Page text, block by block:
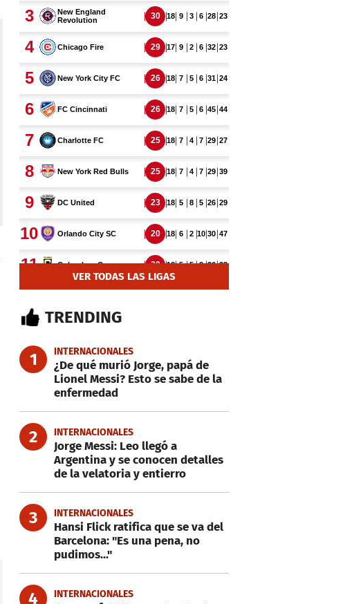
VER TODAS LAS LIGAS
TRENDING
1 INTERNACIONALES
¿De qué murió Jorge, papá de
Lionel Messi? Esto se sabe de la
enfermedad
2 INTERNACIONALES
Jorge Messi: Leo llegó a
Argentina y se conocen detalles
de la velatoria y entierro
3 INTERNACIONALES
Hansi Flick ratifica que se va del
Barcelona: "Es una pena, no
pudimos..."
4 INTERNACIONALES